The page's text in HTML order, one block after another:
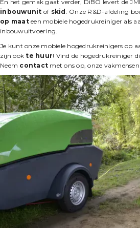
En het gemak gaat verder, DiBO levert de
inbouwunit of skid . Onze R&D-afdeling
op maateen mobiele hogedrukreiniger als
inbouwuitvoering.
Je kunt onze mobiele hogedrukreinigers op
zijn ook te huur! Vind de hogedrukreiniger
Neem contact met ons op, onze